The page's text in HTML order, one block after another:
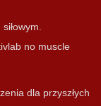
no muscle
dla przyszłych